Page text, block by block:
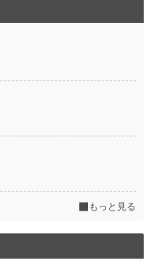
もっと見る